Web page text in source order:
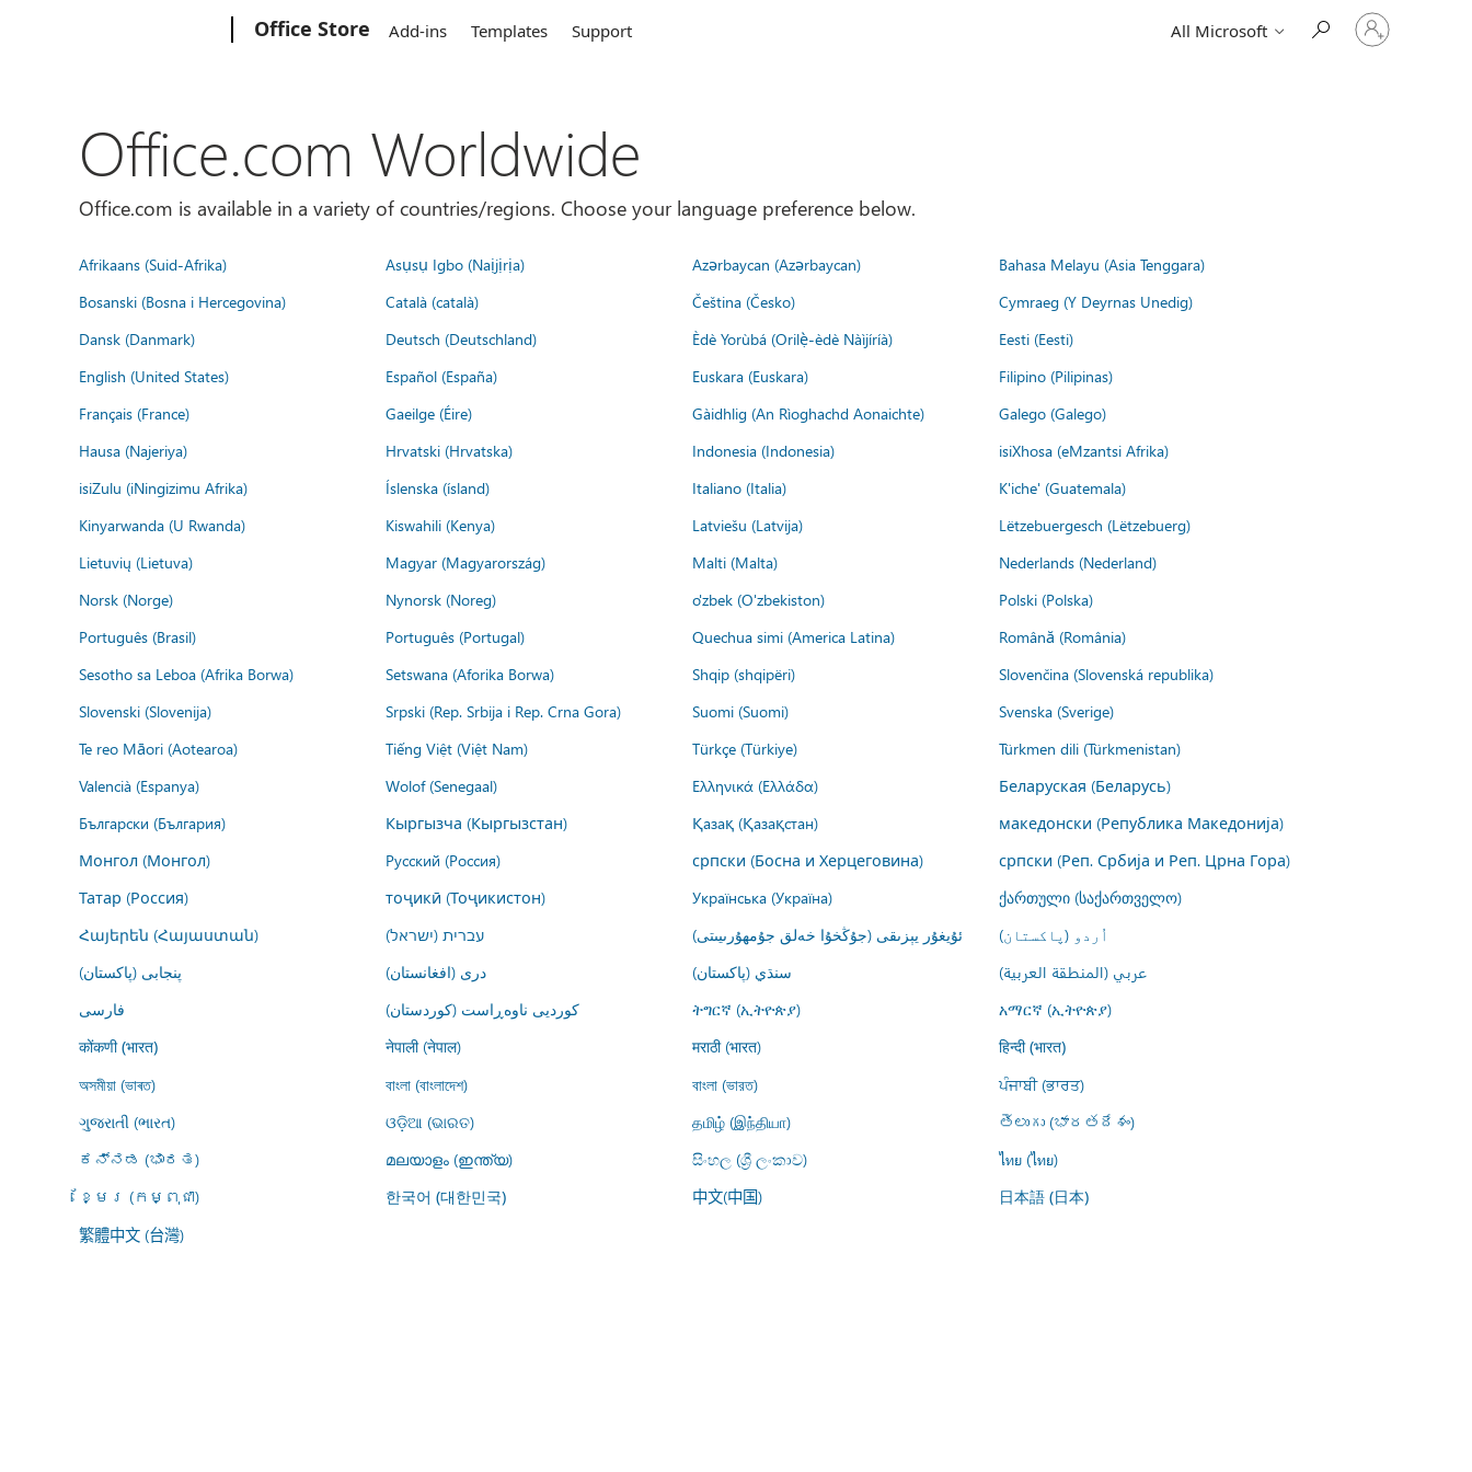
Office Store Add-ins Templates Support All Microsoft
Sign
in
Office.com Worldwide
Office.com is available in a variety of countries/regions. Choose your language preference below.
Afrikaans (Suid-Afrika) Asụsụ Igbo (Naịjịrịa) Azərbaycan (Azərbaycan)
Bahasa Melayu (Asia Tenggara)
Bosanski (Bosna i Hercegovina)
Català (català) Čeština (Česko)
Cymraeg (Y Deyrnas Unedig)
Dansk (Danmark)
Deutsch (Deutschland) Èdè Yorùbá (Orilẹ̀-èdè Nàìjíríà)
Eesti (Eesti)
English (United States)
Español (España) Euskara (Euskara)
Filipino (Pilipinas)
Français (France)
Gaeilge (Éire) Gàidhlig (An Rìoghachd Aonaichte)
Galego (Galego)
Hausa (Najeriya)
Hrvatski (Hrvatska) Indonesia (Indonesia)
isiXhosa (eMzantsi Afrika)
isiZulu (iNingizimu Afrika)
Íslenska (ísland) Italiano (Italia)
K'iche' (Guatemala)
Kinyarwanda (U Rwanda)
Kiswahili (Kenya) Latviešu (Latvija)
Lëtzebuergesch (Lëtzebuerg)
Lietuvių (Lietuva)
Magyar (Magyarország) Malti (Malta)
Nederlands (Nederland)
Norsk (Norge)
Nynorsk (Noreg) o'zbek (O'zbekiston)
Polski (Polska)
Português (Brasil)
Português (Portugal) Quechua simi (America Latina)
Română (România)
Sesotho sa Leboa (Afrika Borwa)
Setswana (Aforika Borwa) Shqip (shqipëri)
Slovenčina (Slovenská republika)
Slovenski (Slovenija)
Srpski (Rep. Srbija i Rep. Crna Gora) Suomi (Suomi)
Svenska (Sverige)
Te reo Māori (Aotearoa)
Tiếng Việt (Việt Nam) Türkçe (Türkiye)
Türkmen dili (Türkmenistan)
Valencià (Espanya)
Wolof (Senegaal) Ελληνικά (Ελλάδα)
Беларуская (Беларусь)
Български (България)
Кыргызча (Кыргызстан) Қазақ (Қазақстан)
македонски (Република Македонија)
Монгол (Монгол)
Русский (Россия) српски (Босна и Херцеговина)
српски (Реп. Србија и Реп. Црна Гора)
Татар (Россия)
тоҷикӣ (Тоҷикистон) Українська (Україна)
ქართული (საქართველო)
Հայերեն (Հայաստան)
עברית (ישראל) ئۇيغۇر يېزىقى (جۇڭخۇا خەلق جۇمھۇرىيىتى)
اُردو (پاکستان)
پنجابی (پاکستان)
درى (افغانستان) سنڌي (پاکستان)
عربي (المنطقة العربية)
فارسى
کوردیی ناوەڕاست (کوردستان) ትግርኛ (ኢትዮጵያ) አማርኛ (ኢትዮጵያ)
कोंकणी (भारत) नेपाली (नेपाल) मराठी (भारत) हिन्दी (भारत)
অসমীয়া (ভাৰত) বাংলা (বাংলাদেশ) বাংলা (ভারত)
ਪੰਜਾਬੀ (ਭਾਰਤ)
ગુજરાતી (ભારત)
ଓଡ଼ିଆ (ଭାରତ) தமிழ் (இந்தியா)
తెలుగు (భారతదేశం)
ಕನ್ನಡ (ಭಾರತ)
മലയാളം (ഇന്ത്യ) සිංහල (ශ්‍රී ලංකාව)
ไทย (ไทย)
ខ្មែរ (កម្ពុជា)
한국어 (대한민국) 中文(中国) 日本語 (日本)
繁體中文 (台灣)